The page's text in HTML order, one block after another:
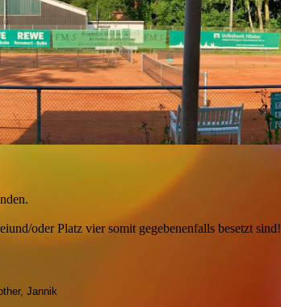
oder Platz vier somit gegebenenfalls besetzt sind!
Jannik